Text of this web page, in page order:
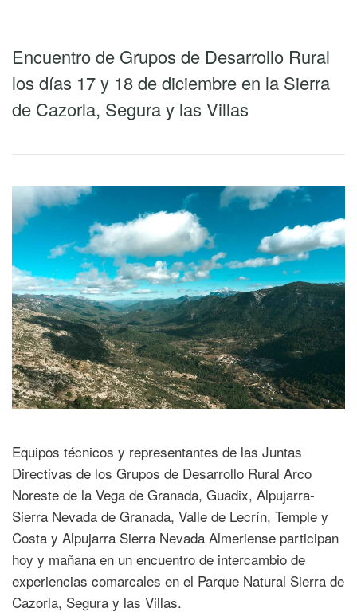
Encuentro de Grupos de Desarrollo Rural
los días 17 y 18 de diciembre en la Sierra
de Cazorla, Segura y las Villas
Equipos técnicos y representantes de las Juntas
Directivas de los Grupos de Desarrollo Rural Arco
Noreste de la Vega de Granada, Guadix, Alpujarra-
Sierra Nevada de Granada, Valle de Lecrín, Temple y
Costa y Alpujarra Sierra Nevada Almeriense participan
hoy y mañana en un encuentro de intercambio de
experiencias comarcales en el Parque Natural Sierra de
Cazorla, Segura y las Villas.